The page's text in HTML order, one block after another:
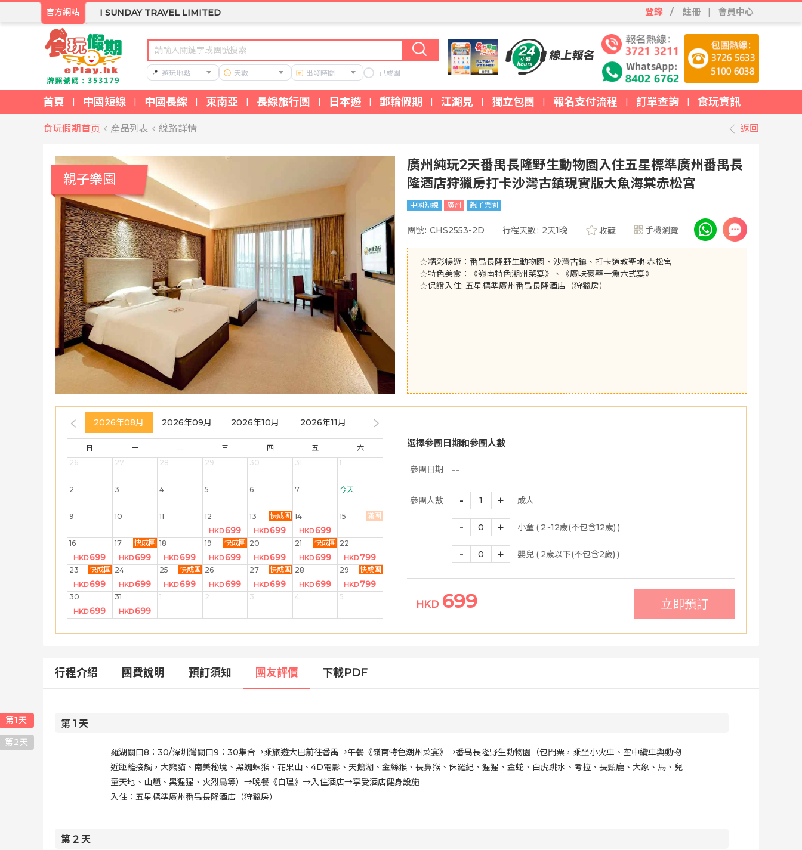
官方網站 I SUNDAY TRAVEL LIMITED 登錄 / 註冊 | 會員中心
📍 遊玩地點 天數 出發時間 已成團
首頁 | 中國短線 | 中國長線 | 東南亞 | 長線旅行團 | 日本遊 | 郵輪假期 | 江湖見 | 獨立包團 | 報名支付流程 | 訂單查詢 | 食玩資訊
食玩假期首页 產品列表 線路詳情 返回
親子樂園
廣州純玩2天番禺長隆野生動物園入住五星標準廣州番禺長
隆酒店狩獵房打卡沙灣古鎮現實版大魚海棠赤松宮
中國短線 廣州 親子樂園
團號: CHS2553-2D 行程天數: 2天1晚 收藏 手機瀏覽
☆精彩暢遊：番禺長隆野生動物園、沙灣古鎮、打卡道教聖地·赤松宮
☆特色美食：《嶺南特色潮州菜宴》、《廣味豪華一魚六式宴》
☆保證入住: 五星標準廣州番禺長隆酒店（狩獵房）
2026年08月 2026年09月 2026年10月 2026年11月 2026年12月
日 一 二 三 四 五
六
26
27 28 29 30 31 1
2 3 4 5 6 7 今天
9 10 11 12
HKD699
13
HKD699
快成團 14
HKD699
15 滿團
16
HKD699
17
HKD699
快成團 18
HKD699
19
HKD699
快成團 20
HKD699
21
HKD699
快成團 22
HKD799
23
HKD699
快成團 24
HKD699
25
HKD699
快成團 26
HKD699
27
HKD699
快成團 28
HKD699
29
HKD799
快成團
30
HKD699
31
HKD699
1 2 3 4 5
選擇參團日期和參團人數
參團日期 --
參團人數 - 1 + 成人
- 0 + 小童 ( 2~12歲(不包含12歲) )
- 0 + 嬰兒 ( 2歲以下(不包含2歲) )
HKD 699 立即預訂
行程介紹 團費說明 預訂須知 團友評價 下載PDF
第1 天
第2天
第 1 天
羅湖關口8：30/深圳灣關口9：30集合→乘旅遊大巴前往番禺→午餐《嶺南特色潮州菜宴》→番禺長隆野生動物園（包門票，乘坐小火車、空中纜車與動物
近距離接觸，大熊貓、南美秘境、黑蜘蛛猴、花果山、4D電影、天鵝湖、金絲猴、長鼻猴、侏羅紀、猩猩、金蛇、白虎跳水、考拉、長頸鹿、大象、馬、兒
童天地、山魈、黑猩猩、火烈鳥等）→晚餐《自理》→入住酒店→享受酒店健身設施
入住：五星標準廣州番禺長隆酒店（狩獵房）
第 2 天